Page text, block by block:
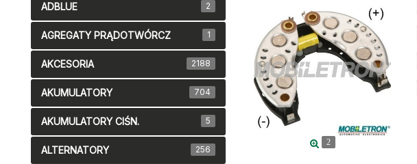
2
ADBLUE 2
AGREGATY PRĄDOTWÓRCZ 1
AKCESORIA 2188
AKUMULATORY 704
AKUMULATORY CIŚN. 5
ALTERNATORY 256